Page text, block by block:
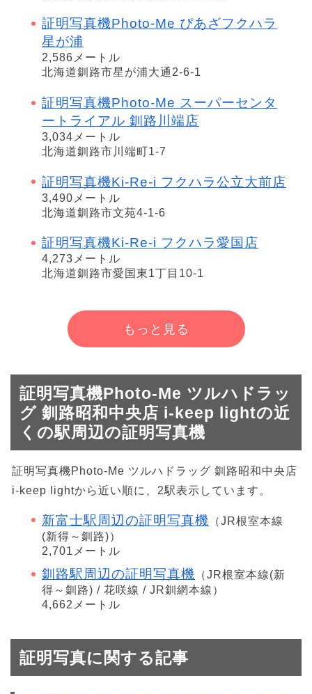
証明写真機Photo-Me ぴあざフクハラ
星が浦
2,586メートル
北海道釧路市星が浦大通2-6-1
証明写真機Photo-Me スーパーセンタ
ートライアル 釧路川端店
3,034メートル
北海道釧路市川端町1-7
証明写真機Ki-Re-i フクハラ公立大前店
3,490メートル
北海道釧路市文苑4-1-6
証明写真機Ki-Re-i フクハラ愛国店
4,273メートル
北海道釧路市愛国東1丁目10-1
もっと見る
証明写真機Photo-Me ツルハドラッ
グ 釧路昭和中央店 i-keep lightの近
くの駅周辺の証明写真機
証明写真機Photo-Me ツルハドラッグ 釧路昭和中央店
i-keep lightから近い順に、2駅表示しています。
新富士駅周辺の証明写真機
（JR根室本線
(新得～釧路)）
2,701メートル
釧路駅周辺の証明写真機
（JR根室本線(新
得～釧路) / 花咲線 / JR釧網本線）
4,662メートル
証明写真に関する記事